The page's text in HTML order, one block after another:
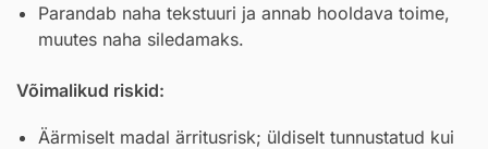
Parandab naha tekstuuri ja annab hooldava toime,
muutes naha siledamaks.
Võimalikud riskid:
Äärmiselt madal ärritusrisk; üldiselt tunnustatud kui